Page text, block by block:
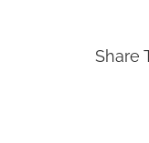
Share